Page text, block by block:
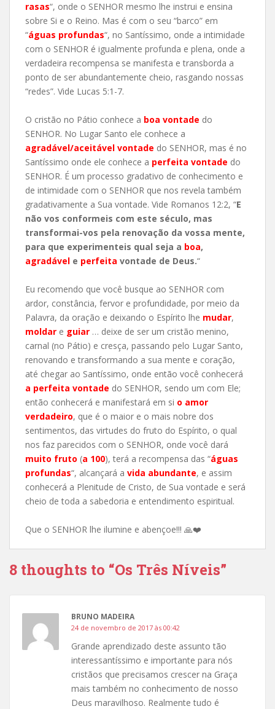
rasas“, onde o SENHOR mesmo lhe instrui e ensina
sobre Si e o Reino. Mas é com o seu “barco” em
“águas profundas“, no Santíssimo, onde a intimidade
com o SENHOR é igualmente profunda e plena, onde a
verdadeira recompensa se manifesta e transborda a
ponto de ser abundantemente cheio, rasgando nossas
“redes”. Vide Lucas 5:1-7.
O cristão no Pátio conhece a boa vontade do
SENHOR. No Lugar Santo ele conhece a
agradável/aceitável vontade do SENHOR, mas é no
Santíssimo onde ele conhece a perfeita vontade do
SENHOR. É um processo gradativo de conhecimento e
de intimidade com o SENHOR que nos revela também
gradativamente a Sua vontade. Vide Romanos 12:2, “E
não vos conformeis com este século, mas
transformai-vos pela renovação da vossa mente,
para que experimenteis qual seja a boa,
agradável e perfeita vontade de Deus.“
Eu recomendo que você busque ao SENHOR com
ardor, constância, fervor e profundidade, por meio da
Palavra, da oração e deixando o Espírito lhe mudar,
moldar e guiar … deixe de ser um cristão menino,
carnal (no Pátio) e cresça, passando pelo Lugar Santo,
renovando e transformando a sua mente e coração,
até chegar ao Santíssimo, onde então você conhecerá
a perfeita vontade do SENHOR, sendo um com Ele;
então conhecerá e manifestará em si o amor
verdadeiro, que é o maior e o mais nobre dos
sentimentos, das virtudes do fruto do Espírito, o qual
nos faz parecidos com o SENHOR, onde você dará
muito fruto (a 100), terá a recompensa das “águas
profundas“, alcançará a vida abundante, e assim
conhecerá a Plenitude de Cristo, de Sua vontade e será
cheio de toda a sabedoria e entendimento espiritual.
Que o SENHOR lhe ilumine e abençoe!!! 🙏❤️
8 thoughts to “Os Três Níveis”
BRUNO MADEIRA
24 de novembro de 2017 às 00:42
Grande aprendizado deste assunto tão
interessantíssimo e importante para nós
cristãos que precisamos crescer na Graça
mais também no conhecimento de nosso
Deus maravilhoso. Realmente tudo é